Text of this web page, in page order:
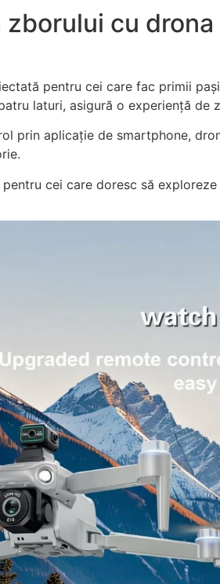
zborului cu
pentru cei care fac primii
laturi, asigură o experiență de
prin aplicație de smartphone,
pentru cei care doresc să